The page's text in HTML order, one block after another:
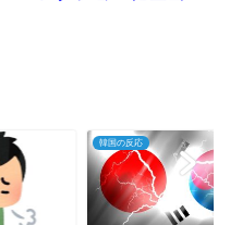
韓国の反応